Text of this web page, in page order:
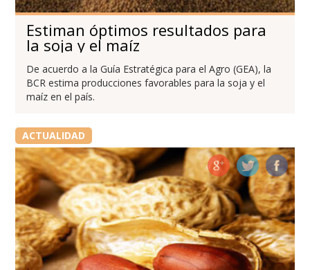
Estiman óptimos resultados para
la soja y el maíz
De acuerdo a la Guía Estratégica para el Agro (GEA), la
BCR estima producciones favorables para la soja y el
maíz en el país.
ACTUALIDAD